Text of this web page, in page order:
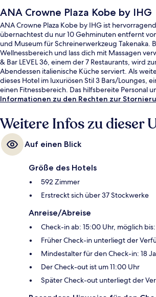
ANA Crowne Plaza Kobe by IHG
ANA Crowne Plaza Kobe by IHG ist
übernachtest du nur 10 Gehminuten entfernt
und Museum für Schreinerwerkzeug Takenaka.
Wellnessbereich und lass dich mit Massagen
& Bar LEVEL 36, einem der 7 Restaurants, wird
Abendessen italienische Küche serviert. Als
dieses Hotel im luxuriösen Stil 3 Bars/Lounges,
einen Fitnessbereich. Das hilfsbereite Personal
Zustand erhalten gute Bewertungen von
Verkehrsmitteln entfernt: Zur U-Bahn (Station
Minuten.
Informationen zu den Rechten zur
Weitere Infos zu dieser
Auf einen Blick
Größe des Hotels
592 Zimmer
Erstreckt sich über 37 Stockwerke
Anreise/Abreise
Check-in ab: 15:00 Uhr, möglich
Früher Check-in unterliegt der
Mindestalter für den Check-in: 18
Der Check-out ist um 11:00 Uhr
Später Check-out unterliegt der